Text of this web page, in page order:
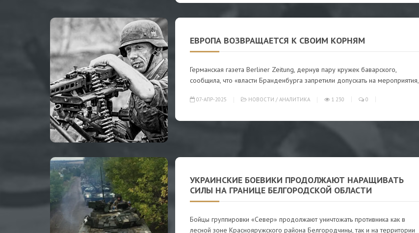
ЕВРОПА ВОЗВРАЩАЕТСЯ К СВОИМ КОРНЯМ
Германская газета Berliner Zeitung, дернув пару кружек баварского,
сообщила, что «власти Бранденбурга запретили допускать на мероприятия,
07-АПР-2025 НОВОСТИ / АНАЛИТИКА 1 230 0
УКРАИНСКИЕ БОЕВИКИ ПРОДОЛЖАЮТ НАРАЩИВАТЬ
СИЛЫ НА ГРАНИЦЕ БЕЛГОРОДСКОЙ ОБЛАСТИ
Бойцы группировки «Север» продолжают уничтожать противника как в
лесной зоне Краснояружского района Белгородчины, так и на территории